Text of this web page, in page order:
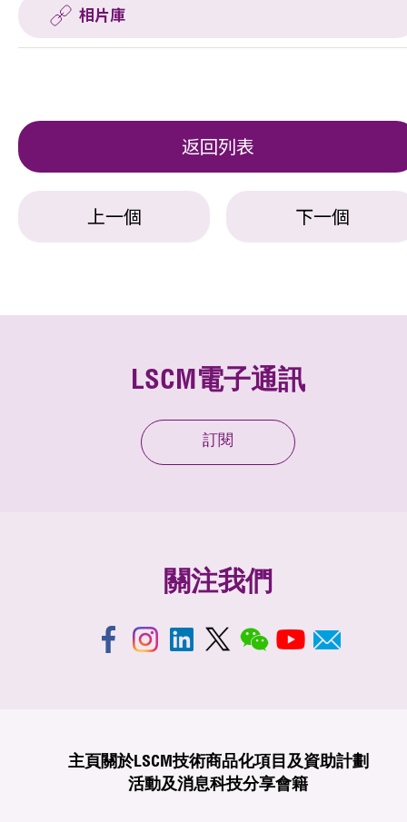
相片庫
返回列表
上一個 下一個
LSCM電子通訊
訂閱
關注我們
主頁 關於LSCM技術商品化項目及資助計劃
活動及消息科技分享會籍